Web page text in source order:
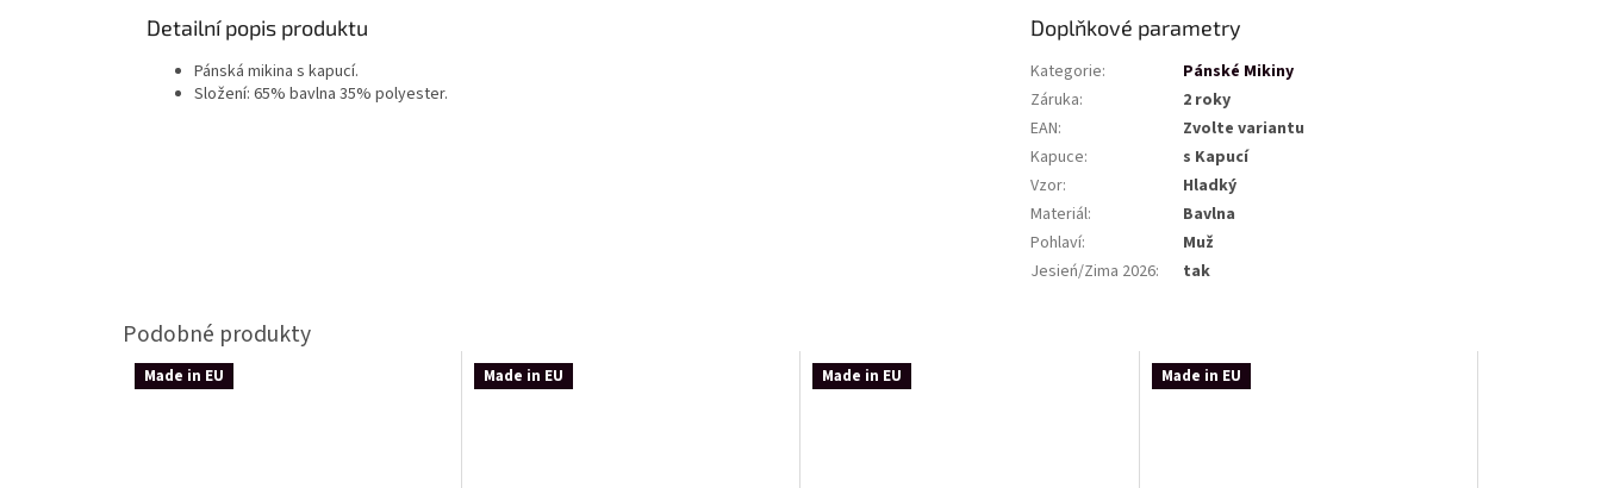
Detailní popis produktu
Pánská mikina s kapucí.
Složení: 65% bavlna 35% polyester.
Doplňkové parametry
Kategorie:
Pánské Mikiny
Záruka:
2 roky
EAN:
Zvolte variantu
Kapuce:
s Kapucí
Vzor:
Hladký
Materiál:
Bavlna
Pohlaví:
Muž
Jesień/Zima 2026: tak
Made in EU Made in EU Made in EU Made in EU